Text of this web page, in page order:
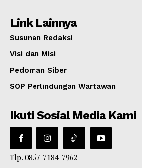
Link Lainnya
Susunan Redaksi
Visi dan Misi
Pedoman Siber
SOP Perlindungan Wartawan
Ikuti Sosial Media Kami
Tlp. 0857-7184-7962